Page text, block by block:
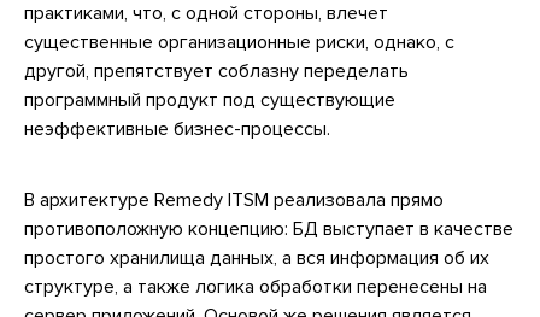
практиками, что, с одной стороны, влечет
существенные организационные риски, однако, с
другой, препятствует соблазну переделать
программный продукт под существующие
неэффективные бизнес-процессы.
В архитектуре Remedy ITSM реализовала прямо
противоположную концепцию: БД выступает в качестве
простого хранилища данных, а вся информация об их
структуре, а также логика обработки перенесены на